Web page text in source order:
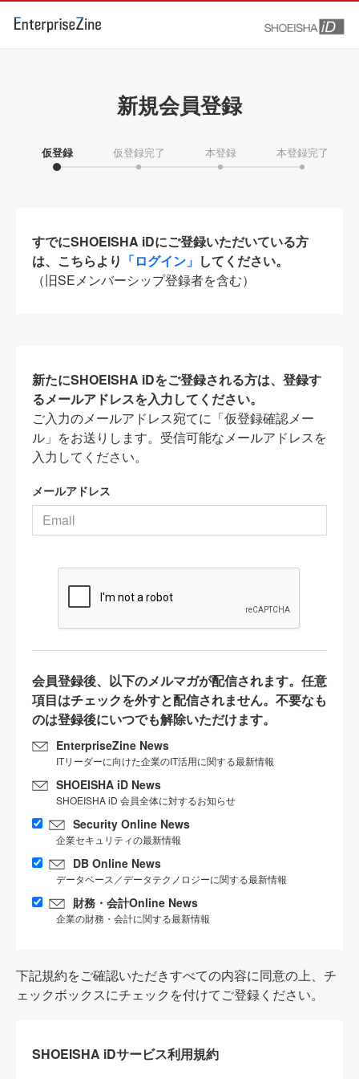
新規会員登録
仮登録 仮登録完了 本登録 本登録完了
すでにSHOEISHA iDにご登録いただいている方
は、こちらより 「ログイン」 してください。
（旧SEメンバーシップ登録者を含む）
新たにSHOEISHA iDをご登録される方は、登録す
るメールアドレスを入力してください。
ご入力のメールアドレス宛てに「仮登録確認メー
ル」をお送りします。受信可能なメールアドレスを
入力してください。
メールアドレス
会員登録後、以下のメルマガが配信されます。任意
項目はチェックを外すと配信されません。不要なも
のは登録後にいつでも解除いただけます。
EnterpriseZine News
ITリーダーに向けた企業のIT活用に関する最新情報
SHOEISHA iD News
SHOEISHA iD 会員全体に対するお知らせ
Security Online News
企業セキュリティの最新情報
DB Online News
データベース／データテクノロジーに関する最新情報
財務・会計Online News
企業の財務・会計に関する最新情報
下記規約をご確認いただきすべての内容に同意の上、チ
ェックボックスにチェックを付けてご登録ください。
SHOEISHA iDサービス利用規約